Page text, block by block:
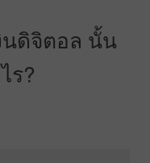
นดิจิตอล นั้น
ร?